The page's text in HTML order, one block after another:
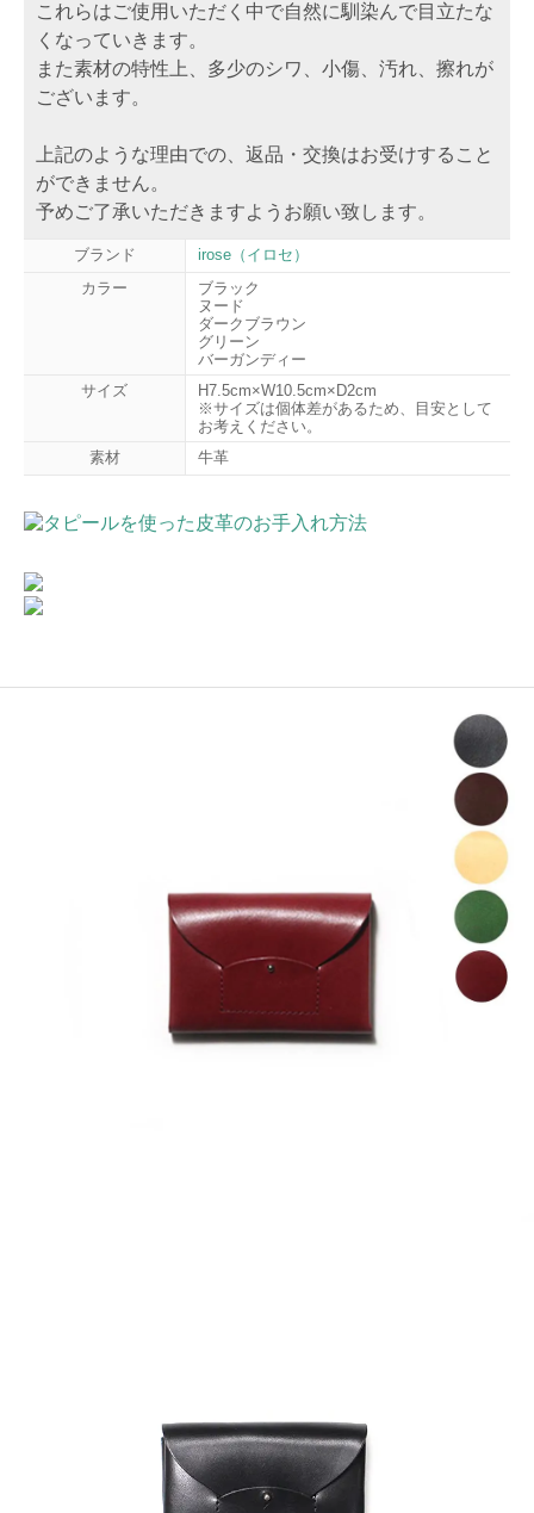
これらはご使用いただく中で自然に馴染んで目立たな
くなっていきます。
また素材の特性上、多少のシワ、小傷、汚れ、擦れが
ございます。
上記のような理由での、返品・交換はお受けすること
ができません。
予めご了承いただきますようお願い致します。
ブランド
irose（イロセ）
カラー
ブラック
ヌード
ダークブラウン
グリーン
バーガンディー
サイズ
H7.5cm×W10.5cm×D2cm
※サイズは個体差があるため、目安として
お考えください。
素材
牛革